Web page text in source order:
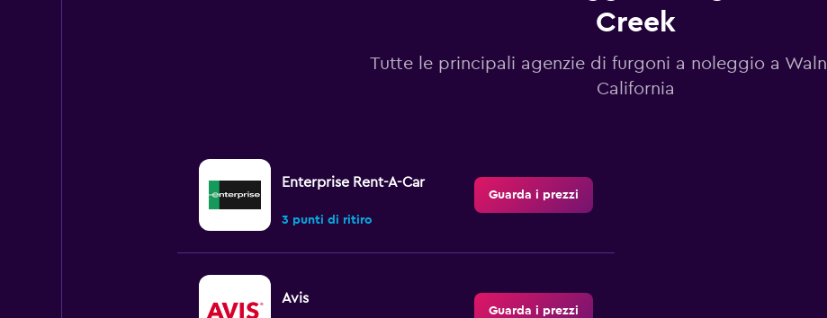
Creek
Tutte le principali agenzie di furgoni a noleggio a
California
Enterprise Rent-A-Car
3 punti di ritiro
Guarda i prezzi
Avis
Guarda i prezzi